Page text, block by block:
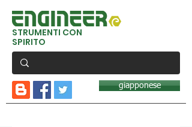
STRUMENTI CON
SPIRITO
giapponese